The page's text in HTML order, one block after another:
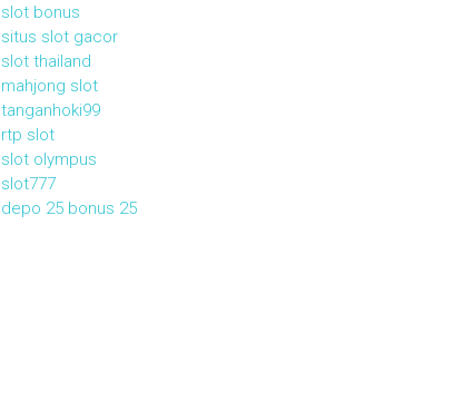
slot bonus
situs slot gacor
slot thailand
mahjong slot
tanganhoki99
rtp slot
slot olympus
slot777
depo 25 bonus 25